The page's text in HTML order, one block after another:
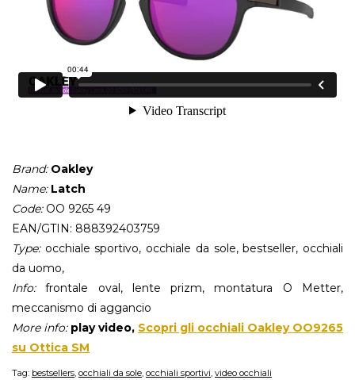
Brand:Oakley
Name:Latch
Code:OO 9265 49
EAN/GTIN: 888392403759
Type:occhiale sportivo, occhiale da sole, bestseller, occhiali
da uomo,
Info:frontale oval, lente prizm, montatura O Metter,
meccanismo di aggancio
More info:play video, Scopri gli occhiali Oakley OO9265
su Ottica SM
Tag: bestsellers, occhiali da sole, occhiali sportivi, video occhiali